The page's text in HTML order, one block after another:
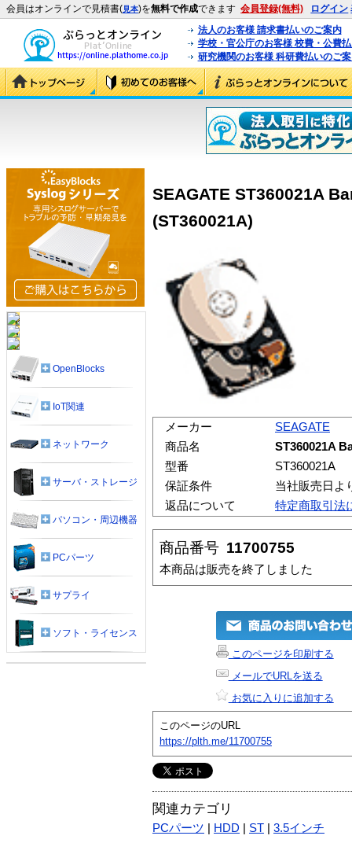
会員はオンラインで見積書(見本)を無料で作成できます 会員登録(無料) ログイン
法人のお客様 請求書払いのご案内
学校・官公庁のお客様 校費・公費
研究機関のお客様 科研費払いのご
SEAGATE ST360021A
(ST360021A)
メーカー
SEAGATE
商品名
ST360021A
型番
ST360021A
保証条件
当社販売日よ
返品について
特定商取引法
商品番号 11700755
本商品は販売を終了しました
このページを印刷する
メールでURLを送る
お気に入りに追加する
このページのURL
https://plth.me/11700755
関連カテゴリ
PCパーツ HDD ST 3.5インチ
OpenBlocks
IoT関連
ネットワーク
サーバ・ストレージ
パソコン・周辺機器
PCパーツ
サプライ
ソフト・ライセンス